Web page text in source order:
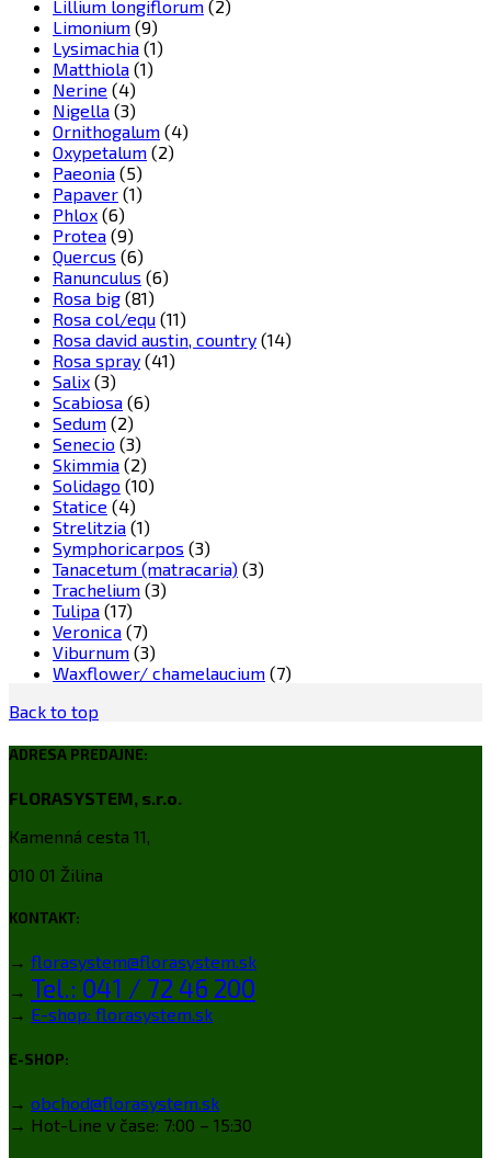
Lillium longiflorum (2)
Limonium (9)
Lysimachia (1)
Matthiola (1)
Nerine (4)
Nigella (3)
Ornithogalum (4)
Oxypetalum (2)
Paeonia (5)
Papaver (1)
Phlox (6)
Protea (9)
Quercus (6)
Ranunculus (6)
Rosa big (81)
Rosa col/equ (11)
Rosa david austin, country (14)
Rosa spray (41)
Salix (3)
Scabiosa (6)
Sedum (2)
Senecio (3)
Skimmia (2)
Solidago (10)
Statice (4)
Strelitzia (1)
Symphoricarpos (3)
Tanacetum (matracaria) (3)
Trachelium (3)
Tulipa (17)
Veronica (7)
Viburnum (3)
Waxflower/ chamelaucium (7)
Back to top
ADRESA PREDAJNE:
FLORASYSTEM, s.r.o.
Kamenná cesta 11,
010 01 Žilina
KONTAKT:
→ florasystem@florasystem.sk
→ Tel.: 041 / 72 46 200
→ E-shop: florasystem.sk
E-SHOP:
→ obchod@florasystem.sk
→ Hot-Line v čase: 7:00 – 15:30